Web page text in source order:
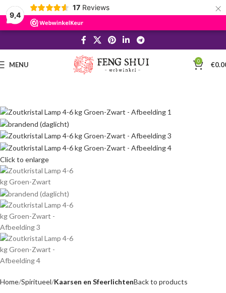
9,4
17 Reviews ×
MENU 0 €
Click to enlarge
Home Spiritueel Kaarsen en SfeerlichtenBack to products